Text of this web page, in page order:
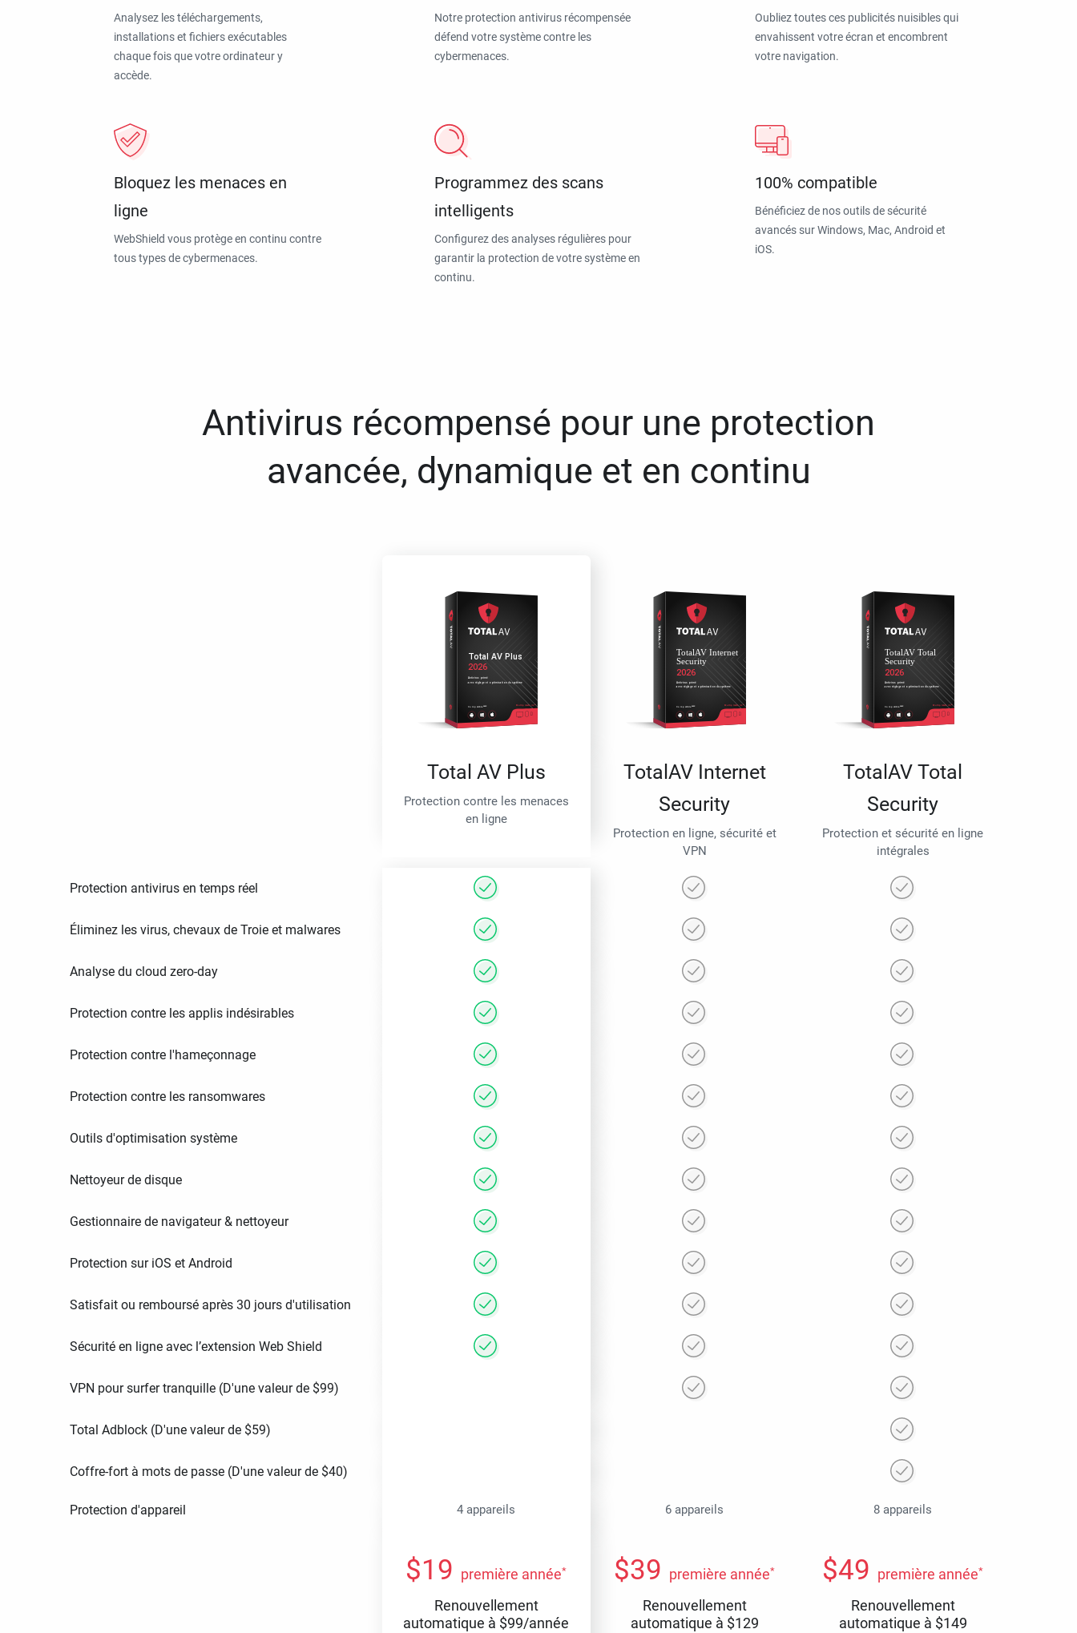
Analysez les téléchargements,
installations et fichiers exécutables
chaque fois que votre ordinateur y
accède.
Notre protection antivirus récompensée
défend votre système contre les
cybermenaces.
Oubliez toutes ces publicités nuisibles qui
envahissent votre écran et encombrent
votre navigation.
Bloquez les menaces en
ligne
WebShield vous protège en continu contre
tous types de cybermenaces.
Programmez des scans
intelligents
Configurez des analyses régulières pour
garantir la protection de votre système en
continu.
100% compatible
Bénéficiez de nos outils de sécurité
avancés sur Windows, Mac, Android et
iOS.
Antivirus récompensé pour une protection
avancée, dynamique et en continu
Total AV Plus
Protection contre les menaces
en ligne
TotalAV Internet
Security
Protection en ligne, sécurité et
VPN
TotalAV Total
Security
Protection et sécurité en ligne
intégrales
Protection antivirus en temps réel
Éliminez les virus, chevaux de Troie et malwares
Analyse du cloud zero-day
Protection contre les applis indésirables
Protection contre l'hameçonnage
Protection contre les ransomwares
Outils d'optimisation système
Nettoyeur de disque
Gestionnaire de navigateur & nettoyeur
Protection sur iOS et Android
Satisfait ou remboursé après 30 jours d'utilisation
Sécurité en ligne avec l’extension Web Shield
VPN pour surfer tranquille (D'une valeur de $99)
Total Adblock (D'une valeur de $59)
Coffre-fort à mots de passe (D'une valeur de $40)
Protection d'appareil 4 appareils 6 appareils 8 appareils
$19 première année*
Renouvellement
automatique à $99/année
$39 première année*
Renouvellement
automatique à $129
$49 première année*
Renouvellement
automatique à $149